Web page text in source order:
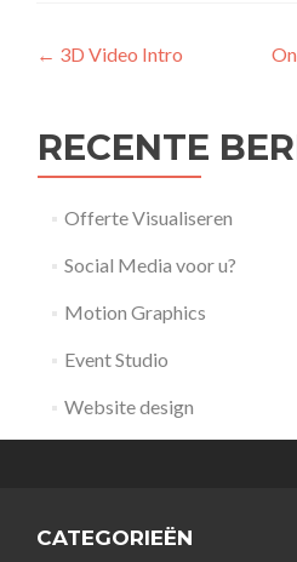
Bericht
← 3D Video Intro
RECENTE
Offerte Visualiseren
Social Media voor u?
Motion Graphics
Event Studio
Website design
CATEGORIEËN